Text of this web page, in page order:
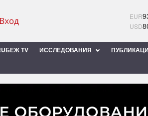
EUR
USD
TV ИССЛЕДОВАНИЯ